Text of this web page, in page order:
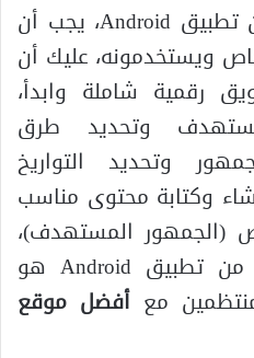
ومن أجل ضمان الربح من تطبيق Android، يجب أن
ويستخدمونه، عليك أن
رقمية شاملة وابدأ،
وتحديد طرق
وتحديد التواريخ
وكتابة محتوى مناسب
(الجمهور المستهدف)،
وأهم شيء للاستفادة من تطبيق Android هو
مع أفضل موقع